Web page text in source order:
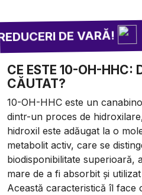
DE VARĂ!
CE ESTE 10-OH-HHC:
CĂUTAT?
10-OH-HHC este un
dintr-un proces de
hidroxil este adăugat la o
metabolit activ, care se
biodisponibilitate superioară,
mare de a fi absorbit și
Această caracteristică îl face